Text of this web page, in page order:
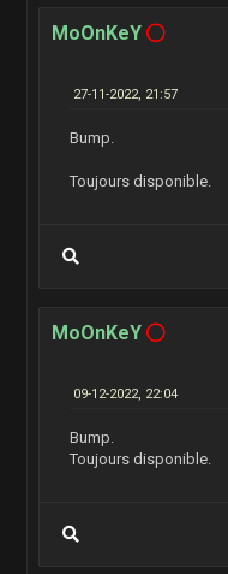
MoOnKeY
27-11-2022, 21:57
Bump.
Toujours disponible.
MoOnKeY
09-12-2022, 22:04
Bump.
Toujours disponible.